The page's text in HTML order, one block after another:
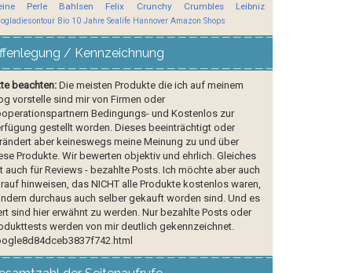
Perle
Bahlsen Felix Crunchy Crumbles Leibniz
Bio 10 Jahre Sealife Hannover Amazon Shops
/ Kennzeichnung
beachten:Die meisten Produkte die ich auf meinem
vorstelle sind mir von Firmen oder
Bedingungs- und Kostenlos zur
gestellt worden. Dieses beeinträchtigt oder
aber keineswegs meine Meinung zu und über
Produkte. Wir bewerten objektiv und ehrlich. Gleiches
auch für Reviews - bezahlte Posts. Ich möchte aber auch
hinweisen, das NICHT alle Produkte kostenlos waren,
durchaus auch selber gekauft worden sind. Und es
sind hier erwähnt zu werden. Nur bezahlte Posts oder
werden von mir deutlich gekennzeichnet.